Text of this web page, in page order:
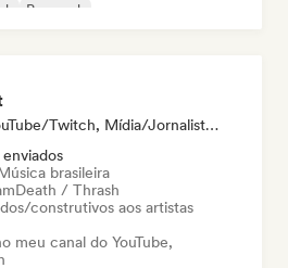
Pop rock
Canal Do YouTube/Twitch, Mídia/Jornalista, Mentor, Influenciador, Especialista Em Som
brasileira
Death / Thrash
construtivos aos artistas
meu canal do YouTube,